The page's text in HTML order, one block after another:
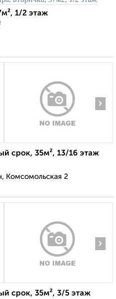
1/2 этаж
›
срок, 35м², 13/16 этаж
Комсомольская 2
›
срок, 35м², 3/5 этаж